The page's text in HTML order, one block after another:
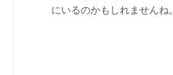
にいるのかもしれませんね。